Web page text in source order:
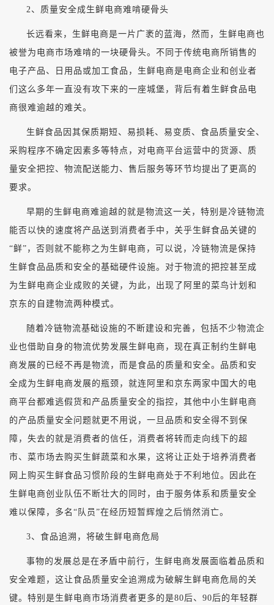
2、质量安全成生鲜电商难啃硬骨头
长远看来，生鲜电商是一片广袤的蓝海，然而，生鲜电商也
被誉为电商市场难啃的一块硬骨头。不同于传统电商所销售的
电子产品、日用品或加工食品，生鲜电商是电商企业和创业者
们这么多年一直没有攻下来的一座城堡，背后有着生鲜食品电
商很难逾越的难关。
生鲜食品因其保质期短、易损耗、易变质、食品质量安全、
采购程序不确定因素多等特点，对电商平台运营中的货源、质
量安全把控、物流配送能力、售后服务等环节均提出了更高的
要求。
早期的生鲜电商难逾越的就是物流这一关，特别是冷链物流
能否以快的速度将产品送到消费者手中，关乎生鲜食品关键的
“鲜”，否则就不能称之为生鲜电商，可以说，冷链物流是保持
生鲜食品品质和安全的基础硬件设施。对于物流的把控甚至成
为生鲜电商企业成败的关键，为此，出现了阿里的菜鸟计划和
京东的自建物流两种模式。
随着冷链物流基础设施的不断建设和完善，包括不少物流企
业也借助自身的物流优势发展生鲜电商，现在真正制约生鲜电
商发展的已经不再是物流，而是食品的质量和安全。品质和安
全成为生鲜电商发展的瓶颈，就连阿里和京东两家中国大的电
商平台都难逃假货和产品质量安全的指控，其他中小生鲜电商
的产品质量安全问题就更不用说，一旦品质和安全得不到保
障，失去的就是消费者的信任，消费者将转而走向线下的超
市、菜市场去购买生鲜蔬菜和水果，这将让正处于培养消费者
网上购买生鲜食品习惯阶段的生鲜电商处于不利地位。因此在
生鲜电商创业队伍不断壮大的同时，由于服务体系和质量安全
难以保障，多名“队员”在经历短暂辉煌之后悄然消亡。
3、食品追溯，将破生鲜电商危局
事物的发展总是在矛盾中前行，生鲜电商发展面临着品质和
安全难题，这让食品质量安全追溯成为破解生鲜电商危局的关
键。特别是生鲜电商市场消费者更多的是80后、90后的年轻群